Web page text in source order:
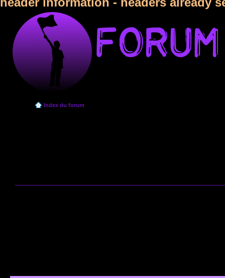
Index du forum